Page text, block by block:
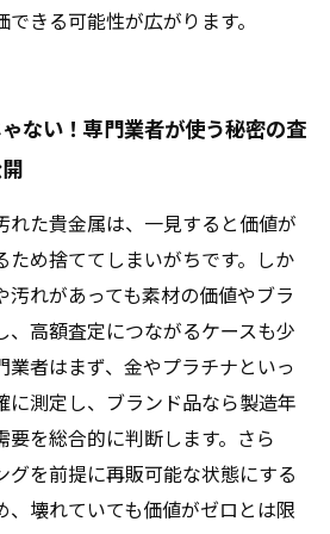
きる可能性が広がります。
ない！専門業者が使う秘密の査
れた貴金属は、一見すると価値が
ため捨ててしまいがちです。しか
汚れがあっても素材の価値やブラ
、高額査定につながるケースも少
業者はまず、金やプラチナといっ
に測定し、ブランド品なら製造年
を総合的に判断します。さら
グを前提に再販可能な状態にする
、壊れていても価値がゼロとは限